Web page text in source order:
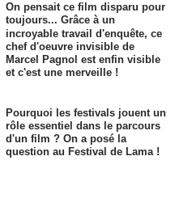
On pensait ce film disparu pour
toujours... Grâce à un
incroyable travail d'enquête, ce
chef d'oeuvre invisible de
Marcel Pagnol est enfin visible
et c'est une merveille !
Pourquoi les festivals jouent un
rôle essentiel dans le parcours
d'un film ? On a posé la
question au Festival de Lama !